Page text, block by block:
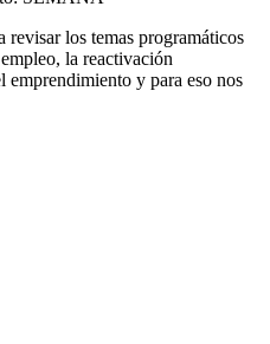
revisar los temas programáticos
la reactivación
emprendimiento y para eso nos